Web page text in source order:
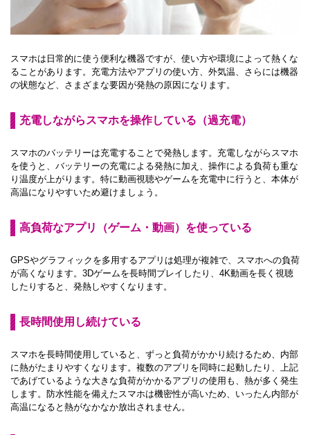
スマホは日常的に使う便利な機器ですが、使い方や環境によって熱くな
ることがあります。充電方法やアプリの使い方、外気温、さらには機器
の状態など、さまざまな要因が発熱の原因になります。
充電しながらスマホを操作している（過充電）
スマホのバッテリーは充電することで発熱します。充電しながらスマホ
を使うと、バッテリーの充電による発熱に加え、操作による負荷も重な
り温度が上がります。特に動画視聴やゲームを充電中に行うと、本体が
高温になりやすいため避けましょう。
高負荷なアプリ（ゲーム・動画）を使っている
GPSやグラフィックを多用するアプリは処理が複雑で、スマホへの負荷
が高くなります。3Dゲームを長時間プレイしたり、4K動画を長く視聴
したりすると、発熱しやすくなります。
長時間使用し続けている
スマホを長時間使用していると、ずっと負荷がかかり続けるため、内部
に熱がたまりやすくなります。複数のアプリを同時に起動したり、上記
であげているような大きな負荷がかかるアプリの使用も、熱が多く発生
します。防水性能を備えたスマホは機密性が高いため、いったん内部が
高温になると熱がなかなか放出されません。